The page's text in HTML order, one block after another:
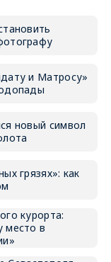
и Матросу»
новый символ
грязях»: как
курорта:
место в